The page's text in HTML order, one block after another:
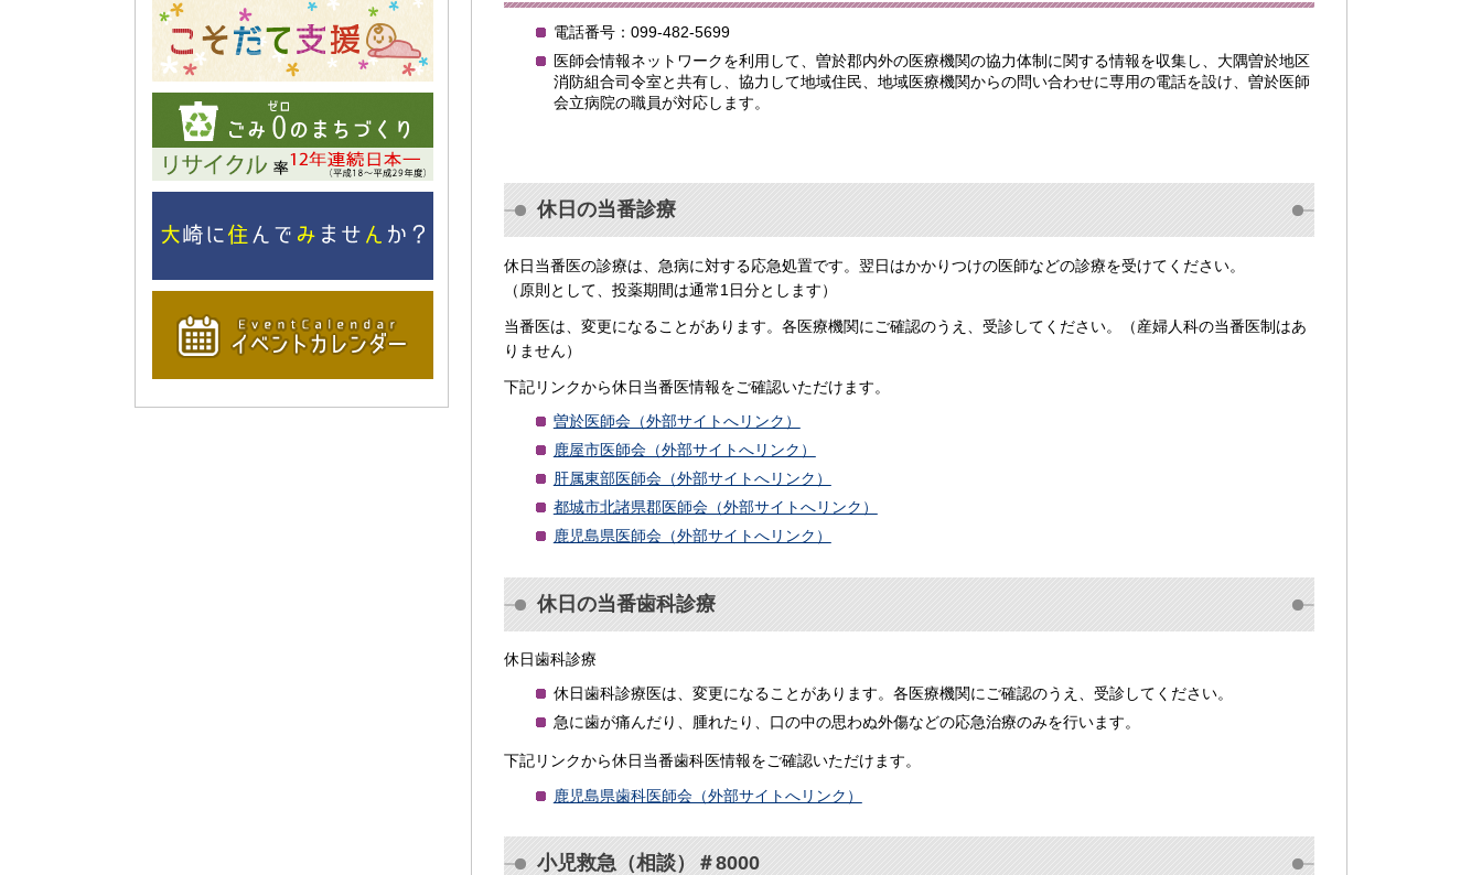
電話番号：099-482-5699
医師会情報ネットワークを利用して、曽於郡内外の医療機関の協力体制に関する情報を収集し、大隅曽於地区
消防組合司令室と共有し、協力して地域住民、地域医療機関からの問い合わせに専用の電話を設け、曽於医師
会立病院の職員が対応します。
休日の当番診療
休日当番医の診療は、急病に対する応急処置です。翌日はかかりつけの医師などの診療を受けてください。
（原則として、投薬期間は通常1日分とします）
当番医は、変更になることがあります。各医療機関にご確認のうえ、受診してください。（産婦人科の当番医制はあ
りません）
下記リンクから休日当番医情報をご確認いただけます。
曽於医師会（外部サイトへリンク）
鹿屋市医師会（外部サイトへリンク）
肝属東部医師会（外部サイトへリンク）
都城市北諸県郡医師会（外部サイトへリンク）
鹿児島県医師会（外部サイトへリンク）
休日の当番歯科診療
休日歯科診療
休日歯科診療医は、変更になることがあります。各医療機関にご確認のうえ、受診してください。
急に歯が痛んだり、腫れたり、口の中の思わぬ外傷などの応急治療のみを行います。
下記リンクから休日当番歯科医情報をご確認いただけます。
鹿児島県歯科医師会（外部サイトへリンク）
小児救急（相談）＃8000